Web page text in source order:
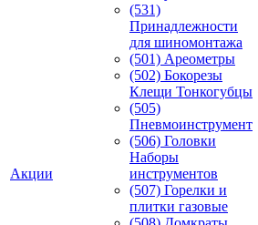
Акции
(531)
Принадлежности
для шиномонтажа
(501) Ареометры
(502) Бокорезы
Клещи Тонкогубцы
(505)
Пневмоинструмент
(506) Головки
Наборы
инструментов
(507) Горелки и
плитки газовые